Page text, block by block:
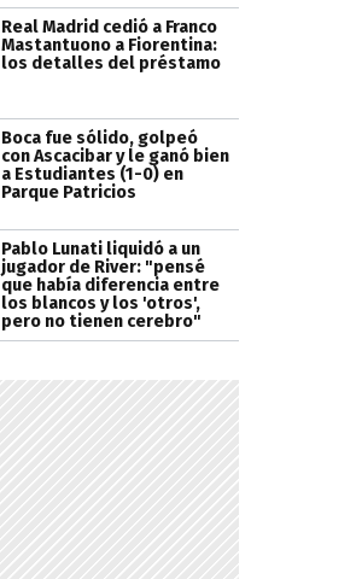
Real Madrid cedió a Franco
Mastantuono a Fiorentina:
los detalles del préstamo
Boca fue sólido, golpeó
con Ascacibar y le ganó bien
a Estudiantes (1-0) en
Parque Patricios
Pablo Lunati liquidó a un
jugador de River: "pensé
que había diferencia entre
los blancos y los 'otros',
pero no tienen cerebro"